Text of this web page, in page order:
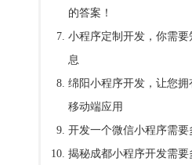
的答案！
小程序定制开发，你需要
息
绵阳小程序开发，让您拥
移动端应用
开发一个微信小程序需要
揭秘成都小程序开发需要